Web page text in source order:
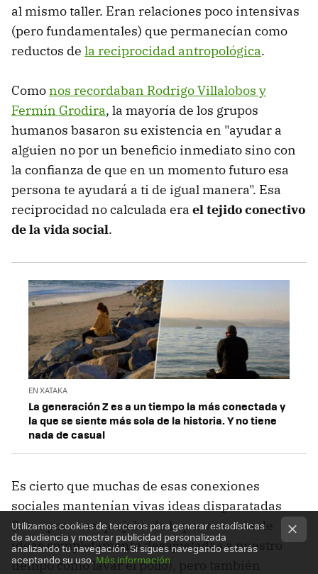
al mismo taller. Eran relaciones poco intensivas
(pero fundamentales) que permanecían como
reductos de la reciprocidad antropológica.
Comonos recordaban Rodrigo Villalobos y
Fermín Grodira, la mayoría de los grupos
humanos basaron su existencia en "ayudar a
alguien no por un beneficio inmediato sino con
la confianza de que en un momento futuro esa
persona te ayudará a ti de igual manera". Esa
reciprocidad no calculada era el tejido conectivo
de la vida social.
EN XATAKA
La generación Z es a un tiempo la más conectada y
la que se siente más sola de la historia. Y no tiene
nada de casual
Es cierto que muchas de esas conexiones
sociales mantenían vivas ideas disparatadas
(hace poco me quejaba de la pervivencia de
ideas completamente desajustadas a nuestro
tiempo como lavar el pollo), pero también
Utilizamos cookies de terceros para generar estadísticas
de audiencia y mostrar publicidad personalizada
analizando tu navegación. Si sigues navegando estarás
aceptando su uso.Más información